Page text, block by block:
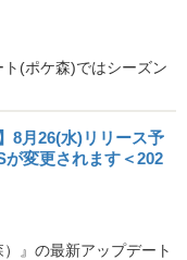
(ポケ森)ではシーズン
8月26(水)リリース予
が変更されます＜202
』の最新アップデート